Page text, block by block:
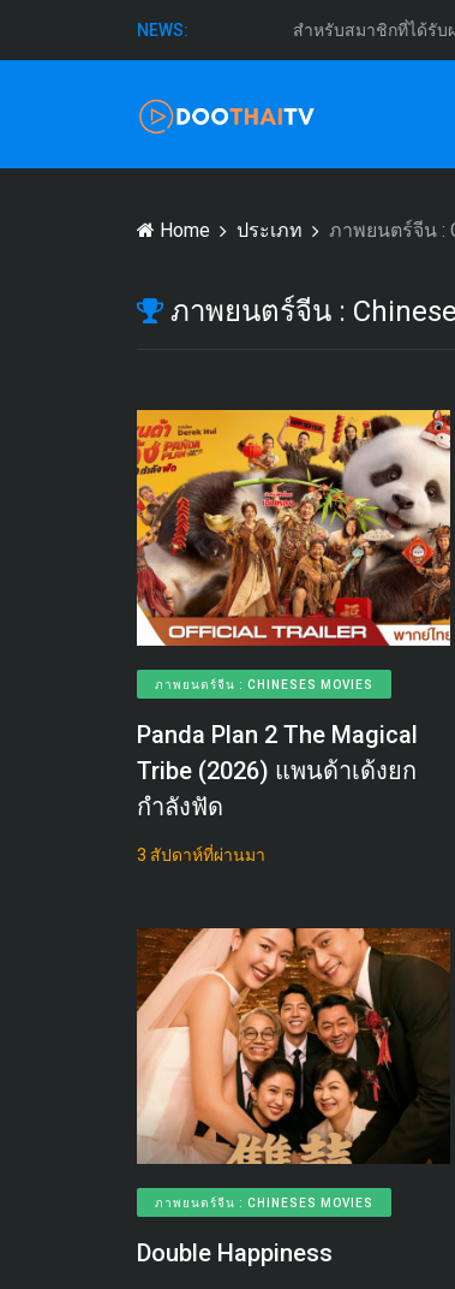
NEWS: สำหรับสมาชิกที่ได้รับ
Home ประเภท ภาพยนตร์จีน :
ภาพยนตร์จีน :
ภาพยนตร์จีน : CHINESES MOVIES
Panda Plan 2 The Magical
Tribe (2026) แพนด้าเด้งยก
กำลังฟัด
3 สัปดาห์ที่ผ่านมา
ภาพยนตร์จีน : CHINESES MOVIES
Double Happiness